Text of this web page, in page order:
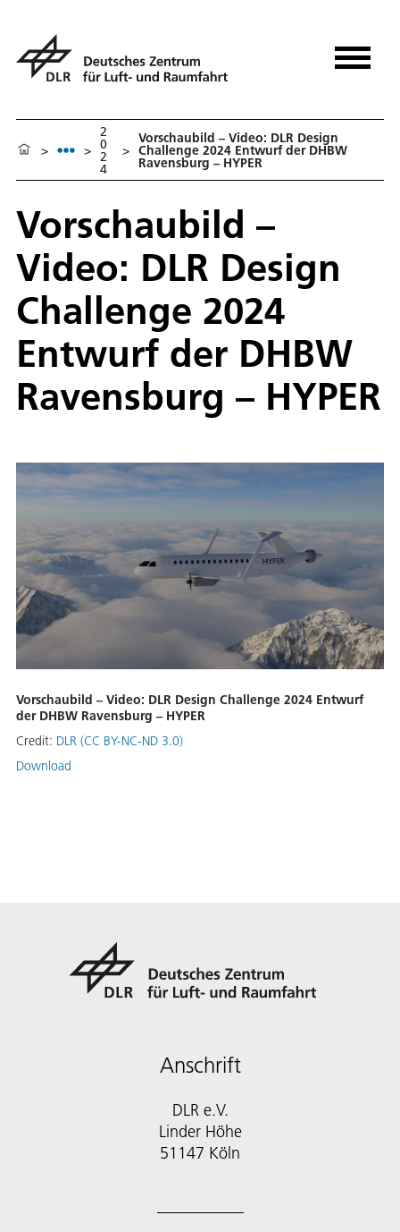
> >
2
0
2
4
>
Vorschaubild – Video: DLR Design
Challenge 2024 Entwurf der DHBW
Ravensburg – HYPER
Vorschaubild –
Video: DLR Design
Challenge 2024
Entwurf der DHBW
Ravensburg – HYPER
Vorschaubild – Video: DLR Design Challenge 2024 Entwurf
der DHBW Ravensburg – HYPER
Credit: DLR (CC BY-NC-ND 3.0)
Download
Anschrift
DLR e.V.
Linder Höhe
51147 Köln